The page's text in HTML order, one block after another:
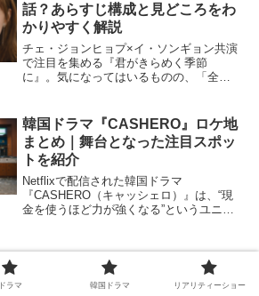
話？あらすじ構成と見どころをわ
かりやすく解説
チェ・ジョンヒョプ×イ・ソンギョン共演
で注目を集める『君がきらめく季節
に』。気になってはいるものの、「全何
っくり全体像を知っておきたい人も多い
のではないでしょうか。この...
韓国ドラマ『CASHERO』ロケ地
まとめ｜舞台となった注目スポッ
トを紹介
Netflixで配信された韓国ドラマ
『CASHERO（キャッシェロ）』は、“現
金を使うほど力が強くなる”というユニー
しています。本記事では、ドラマの撮影
で使われた主要な...
ドラマ 韓国ドラマ リアリティーショー